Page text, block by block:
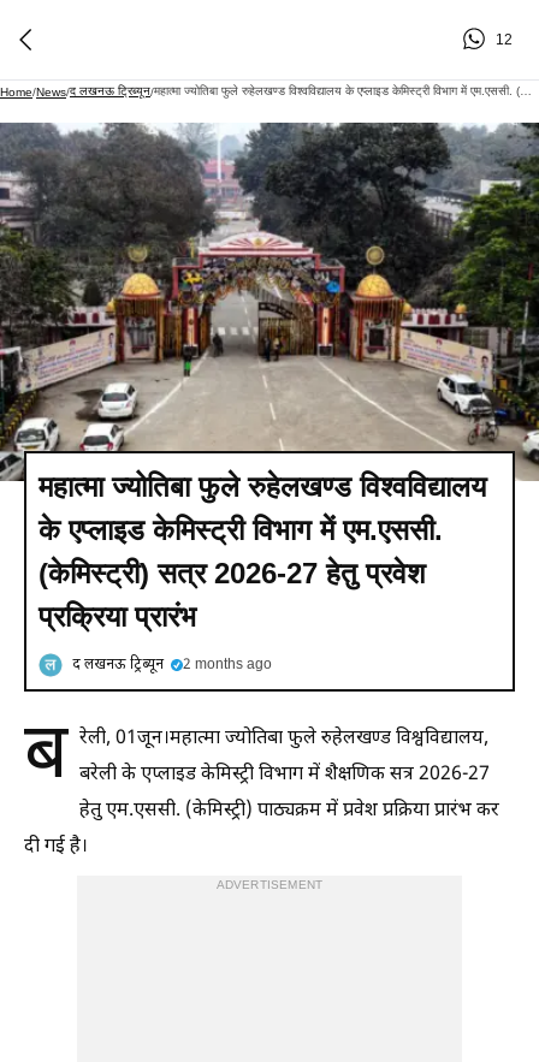
12
Home/News/द लखनऊ ट्रिब्यून/
महात्मा ज्योतिबा फुले रुहेलखण्ड विश्वविद्यालय
के एप्लाइड केमिस्ट्री विभाग में एम.एससी.
(केमिस्ट्री) सत्र 2026-27 हेतु प्रवेश
प्रक्रिया प्रारंभ
द लखनऊ ट्रिब्यून 2 months ago
ब रेली, 01जून।महात्मा ज्योतिबा फुले रुहेलखण्ड विश्वविद्यालय,
बरेली के एप्लाइड केमिस्ट्री विभाग में शैक्षणिक सत्र 2026-27
हेतु एम.एससी. (केमिस्ट्री) पाठ्यक्रम में प्रवेश प्रक्रिया प्रारंभ कर
दी गई है।
ADVERTISEMENT